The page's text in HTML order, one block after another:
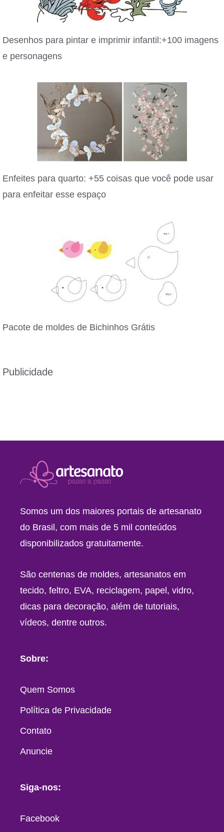
Desenhos para pintar e imprimir infantil:+100 imagens
e personagens
Enfeites para quarto: +55 coisas que você pode usar
para enfeitar esse espaço
Pacote de moldes de Bichinhos Grátis
Publicidade
Somos um dos maiores portais de artesanato
do Brasil, com mais de 5 mil conteúdos
disponibilizados gratuitamente.
São centenas de moldes, artesanatos em
tecido, feltro, EVA, reciclagem, papel, vidro,
dicas para decoração, além de tutoriais,
vídeos, dentre outros.
Sobre:
Quem Somos
Política de Privacidade
Contato
Anuncie
Siga-nos:
Facebook